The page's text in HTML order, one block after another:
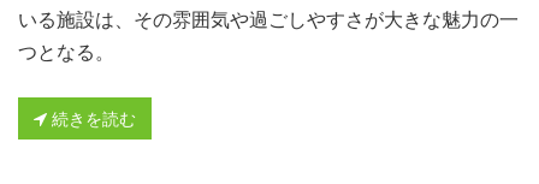
いる施設は、その雰囲気や過ごしやすさが大きな魅力の一
つとなる。
続きを読む